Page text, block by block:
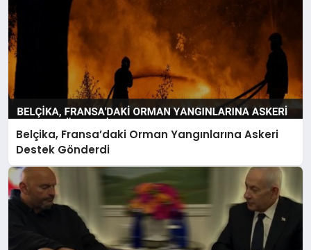
Belçika, Fransa’daki Orman Yangınlarına Askeri
Destek Gönderdi